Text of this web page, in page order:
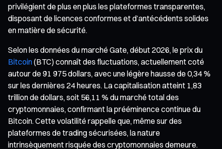
privilégient de plus en plus les plateformes transparentes,
disposant de licences conformes et d’antécédents solides
en matière de sécurité.
Selon les données du marché Gate, début 2026, le prix du
Bitcoin(BTC) connaît des fluctuations, actuellement coté
autour de 91 975 dollars, avec une légère hausse de 0,34 %
sur les dernières 24 heures. La capitalisation atteint 1,83
trillion de dollars, soit 56,11 % du marché total des
cryptomonnaies, confirmant la prééminence continue du
Bitcoin. Cette volatilité rappelle que, même sur des
plateformes de trading sécurisées, la nature
intrinsèquement risquée des cryptomonnaies demeure.